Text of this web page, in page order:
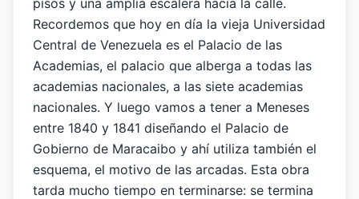
pisos y una amplia escalera hacia la calle.
Recordemos que hoy en día la vieja Universidad
Central de Venezuela es el Palacio de las
Academias, el palacio que alberga a todas las
academias nacionales, a las siete academias
nacionales. Y luego vamos a tener a Meneses
entre 1840 y 1841 diseñando el Palacio de
Gobierno de Maracaibo y ahí utiliza también el
esquema, el motivo de las arcadas. Esta obra
tarda mucho tiempo en terminarse: se termina